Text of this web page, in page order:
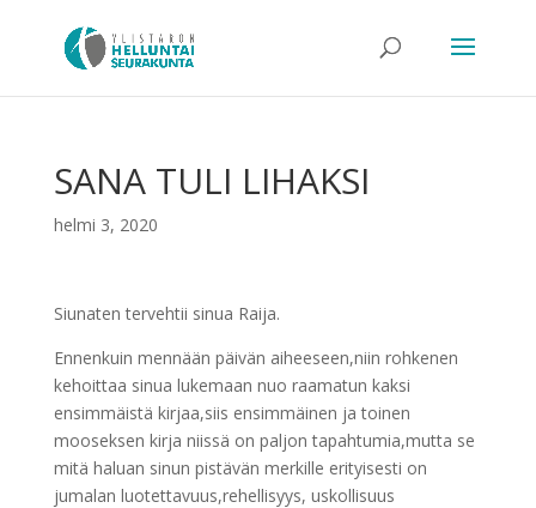
SANA TULI LIHAKSI
helmi 3, 2020
Siunaten tervehtii sinua Raija.
Ennenkuin mennään päivän aiheeseen,niin rohkenen
kehoittaa sinua lukemaan nuo raamatun kaksi
ensimmäistä kirjaa,siis ensimmäinen ja toinen
mooseksen kirja niissä on paljon tapahtumia,mutta se
mitä haluan sinun pistävän merkille erityisesti on
jumalan luotettavuus,rehellisyys, uskollisuus